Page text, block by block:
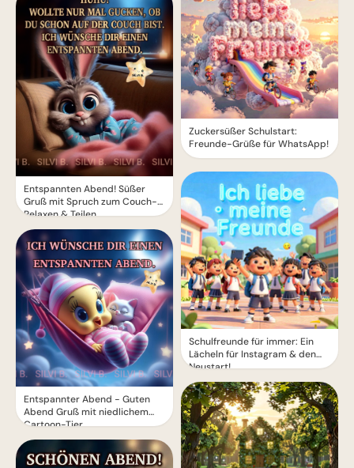
Entspannten Abend! Süßer
Gruß mit Spruch zum Couch-
Relaxen & Teilen
Entspannter Abend - Guten
Abend Gruß mit niedlichem
Cartoon-Tier
Zuckersüßer Schulstart:
Freunde-Grüße für WhatsApp!
Schulfreunde für immer: Ein
Lächeln für Instagram & den
Neustart!